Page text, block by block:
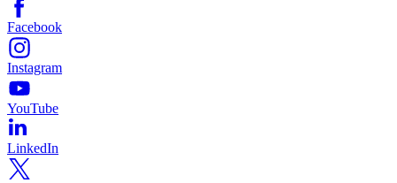
Facebook
Instagram
YouTube
LinkedIn